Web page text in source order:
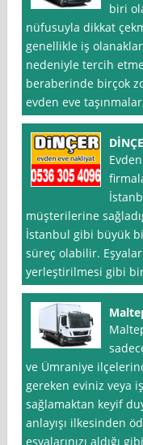
biri
nüfusuyla dikkat
genellikle iş
nedeniyle tercih
beraberinde birçok
evden eve
müşterilerine
İstanbul gibi büyük
süreç olabilir.
yerleştirilmesi gibi
ve Ümraniye
gereken eviniz veya
sağlamaktan keyif
anlayışı ilkesinden
eşyalarınızı aldığı